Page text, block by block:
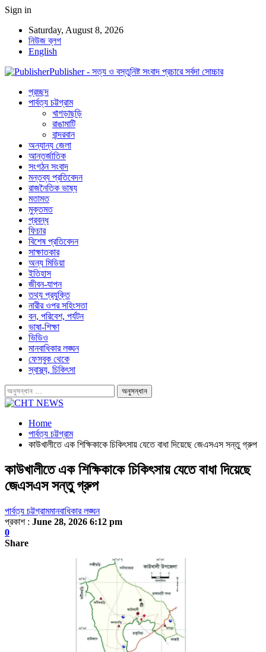
Sign in
Saturday, August 8, 2026
নিউজ ব্লগ
English
Publisher - সত্য ও বস্তুনিষ্ট সংবাদ প্রচারে সর্বদা সোচ্চার
প্রচ্ছদ
পার্বত্য চট্টগ্রাম
খাগড়াছড়ি
রাঙামাটি
বান্দরবান
অন্যান্য জেলা
আন্তর্জাতিক
সংগঠন সংবাদ
মন্তব্য প্রতিবেদন
রাজনৈতিক ভাষ্য
মতামত
মুক্তমত
প্রবন্ধ
ফিচার
বিশেষ প্রতিবেদন
সাক্ষাতকার
অন্য মিডিয়া
ইতিহাস
জীবন-যাপন
তথ্য প্রযুক্তি
নারীর ওপর সহিংসতা
বন, পরিবেশ, পর্যটন
ভাষা-শিক্ষা
ভিডিও
মানবাধিকার লঙ্ঘন
ফেসবুক থেকে
স্বাস্থ্য, চিকিৎসা
Home
পার্বত্য চট্টগ্রাম
কাউখালীতে এক শিক্ষিকাকে চিকিৎসায় যেতে বাধা দিয়েছে জেএসএস সন্তু গ্রুপ
কাউখালীতে এক শিক্ষিকাকে চিকিৎসায় যেতে বাধা দিয়েছে
জেএসএস সন্তু গ্রুপ
পার্বত্য চট্টগ্রামমানবাধিকার লঙ্ঘন
প্রকাশ : June 28, 2026 6:12 pm
0
Share